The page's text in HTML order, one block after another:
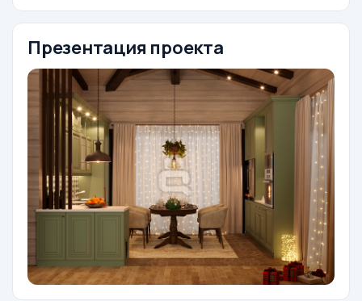
Презентация проекта